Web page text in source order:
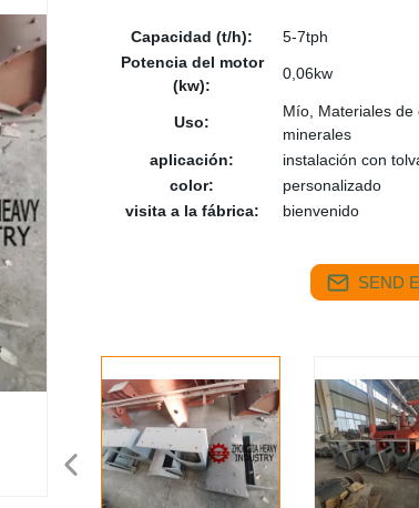
Capacidad (t/h):
5-7tph
Potencia del motor
(kw):
0,06kw
Uso:
Mío, Materiales de
minerales
aplicación:
instalación con
color:
personalizado
visita a la fábrica:
bienvenido
SEND